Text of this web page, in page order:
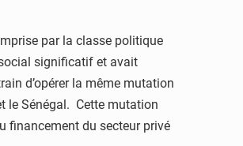
par la classe politique
significatif et avait
d’opérer la même mutation
le Sénégal. Cette mutation
financement du secteur privé